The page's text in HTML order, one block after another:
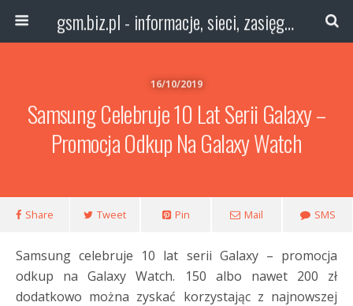
gsm.biz.pl - informacje, sieci, zasięg technologie
16/10/2019
Samsung Celebruje 10 Lat Serii Galaxy –
Promocja Odkup Na Galaxy Watch
Share Tweet Pin Mail SMS
Samsung celebruje 10 lat serii Galaxy – promocja
odkup na Galaxy Watch. 150 albo nawet 200 zł
dodatkowo można zyskać korzystając z najnowszej